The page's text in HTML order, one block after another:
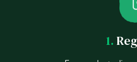
1.